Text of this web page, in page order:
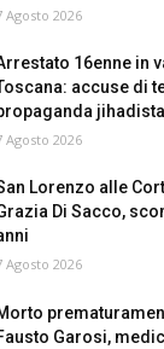
Agosto 2026
16enne in
accuse di
Agosto 2026
Lorenzo alle
Di Sacco,
Agosto 2026
Garosi,